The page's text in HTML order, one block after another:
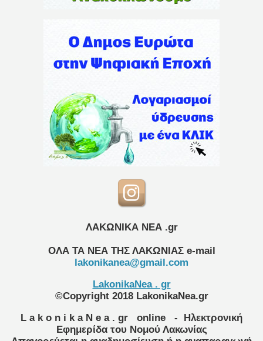
ΛΑΚΩΝΙΚΑ ΝΕΑ .gr
ΟΛΑ ΤΑ ΝΕΑ ΤΗΣ ΛΑΚΩΝΙΑΣ e-mail
lakonikanea@gmail.com
LakonikaNea . gr
©Copyright 2018 LakonikaNea.gr
L a k o n i k a N e a . gr
online
- Ηλεκτρονική
Εφημερίδα του Νομού Λακωνίας